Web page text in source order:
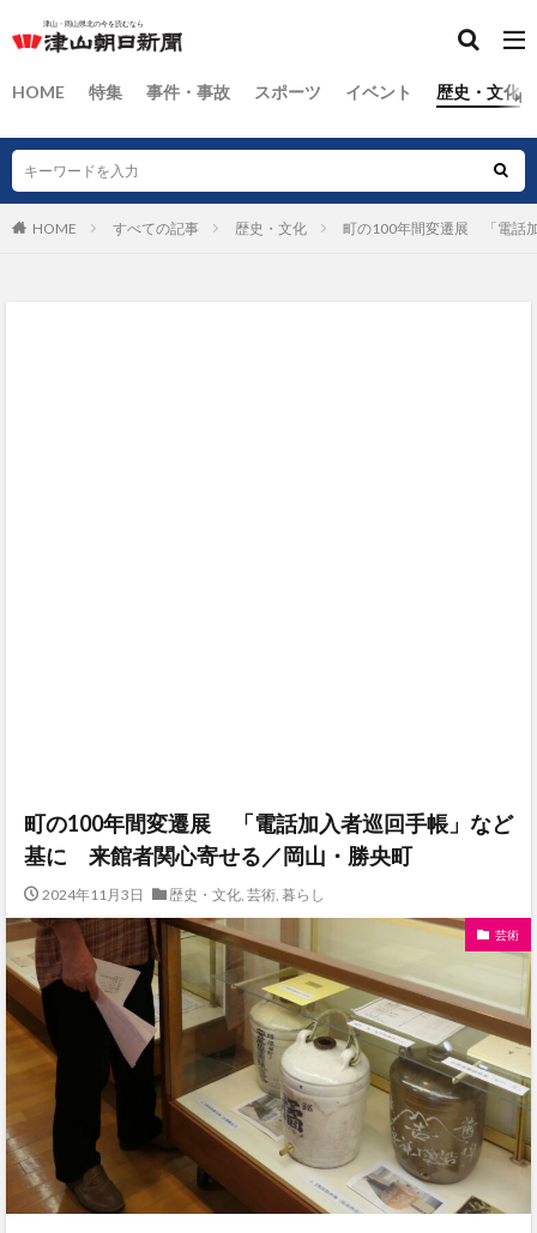
HOME 特集 事件・事故 スポーツ イベント 歴史・文化
HOME すべての記事 歴史・文化 町の100年間変遷展 「電話
町の100年間変遷展 「電話加入者巡回手帳」など
基に 来館者関心寄せる／岡山・勝央町
2024年11月3日 歴史・文化, 芸術, 暮らし
芸術